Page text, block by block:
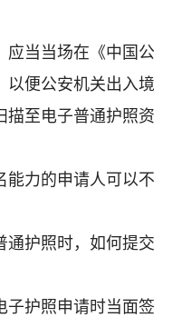
当当场在《中国公
以便公安机关出入境
描至电子普通护照资
力的申请人可以不
护照时，如何提交
护照申请时当面签